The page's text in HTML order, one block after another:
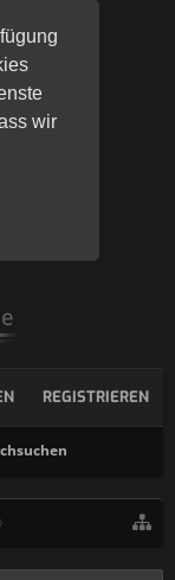
wir
REGISTRIEREN